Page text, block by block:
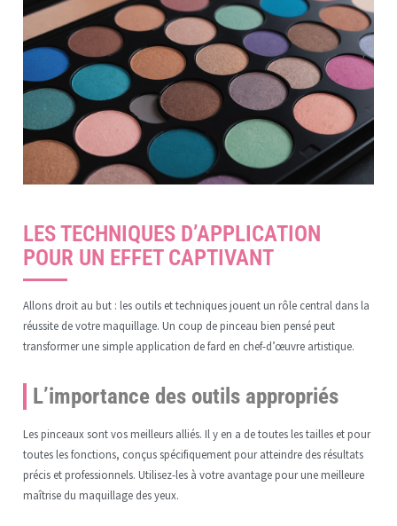
LES TECHNIQUES D’APPLICATION
POUR UN EFFET CAPTIVANT
Allons droit au but : les outils et techniques jouent un rôle central dans la
réussite de votre maquillage. Un coup de pinceau bien pensé peut
transformer une simple application de fard en chef-d’œuvre artistique.
L’importance des outils appropriés
Les pinceaux sont vos meilleurs alliés. Il y en a de toutes les tailles et pour
toutes les fonctions, conçus spécifiquement pour atteindre des résultats
précis et professionnels. Utilisez-les à votre avantage pour une meilleure
maîtrise du maquillage des yeux.